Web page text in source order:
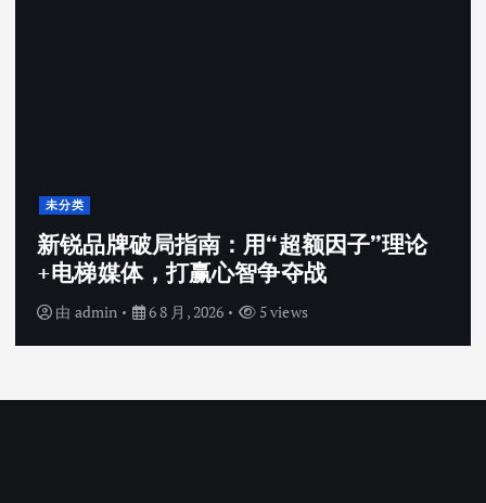
未分类
新锐品牌破局指南：用“超额因子”理论
+电梯媒体，打赢心智争夺战
由 admin 6 8 月, 2026 5 views